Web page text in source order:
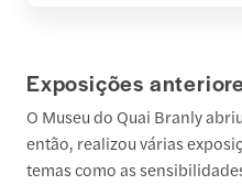
Exposições
O Museu do Quai Branly
então, realizou várias
temas como as